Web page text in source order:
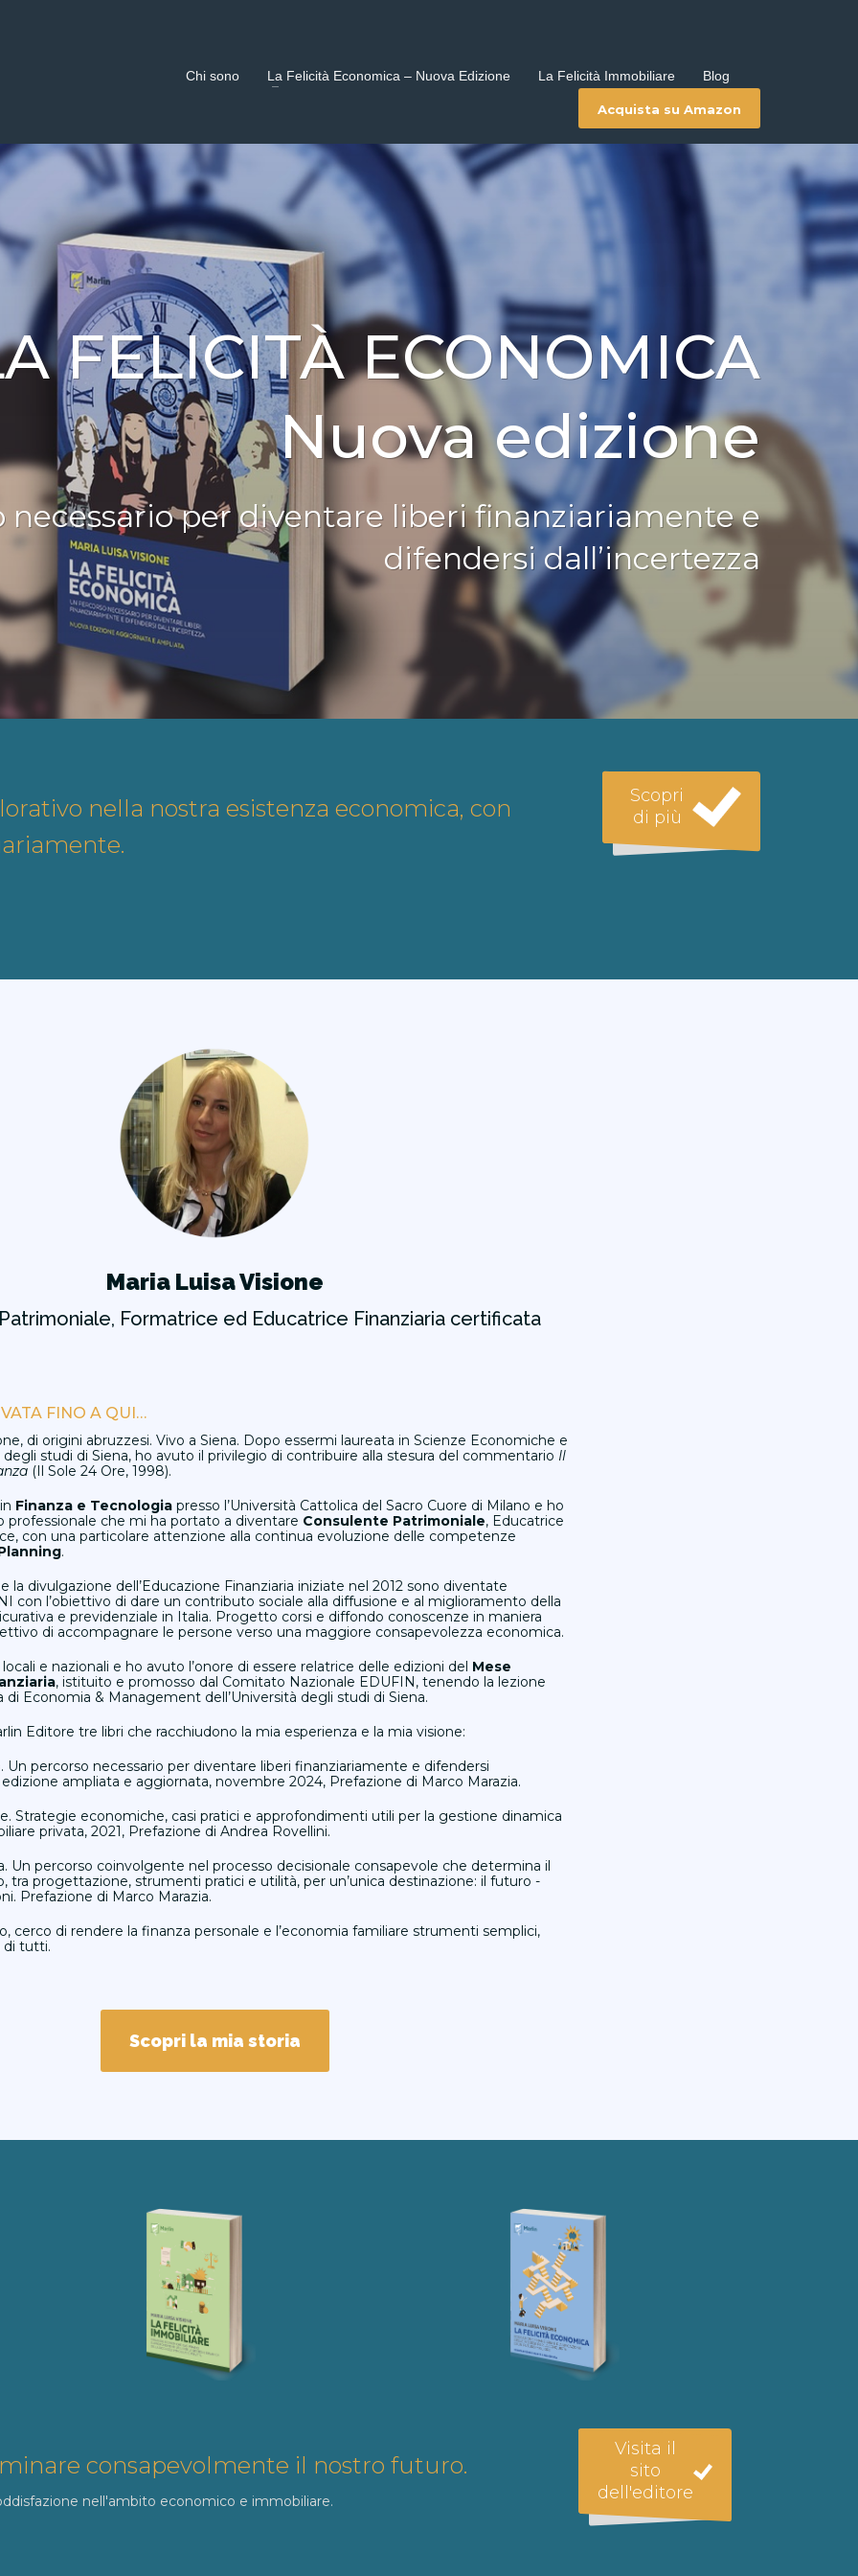
Chi sono La Felicità Economica – Nuova Edizione La Felicità Immobiliare Blog
Acquista su Amazon
FELICITÀ ECONOMICA
Nuova edizione
necessario per diventare liberi finanziariamente e
difendersi dall’incertezza
nella nostra esistenza economica, con
Scopri
di più
Maria Luisa Visione
Formatrice ed Educatrice Finanziaria certificata
FINO A QUI…
di origini abruzzesi. Vivo a Siena. Dopo essermi laureata in Scienze Economiche e
degli studi di Siena, ho avuto il privilegio di contribuire alla stesura del commentario Il
(Il Sole 24 Ore, 1998).
Finanza e Tecnologia presso l’Università Cattolica del Sacro Cuore di Milano e ho
professionale che mi ha portato a diventare Consulente Patrimoniale, Educatrice
con una particolare attenzione alla continua evoluzione delle competenze
.
la divulgazione dell’Educazione Finanziaria iniziate nel 2012 sono diventate
con l’obiettivo di dare un contributo sociale alla diffusione e al miglioramento della
e previdenziale in Italia. Progetto corsi e diffondo conoscenze in maniera
di accompagnare le persone verso una maggiore consapevolezza economica.
e nazionali e ho avuto l’onore di essere relatrice delle edizioni del Mese
, istituito e promosso dal Comitato Nazionale EDUFIN, tenendo la lezione
di Economia & Management dell’Università degli studi di Siena.
Editore tre libri che racchiudono la mia esperienza e la mia visione:
Un percorso necessario per diventare liberi finanziariamente e difendersi
edizione ampliata e aggiornata, novembre 2024, Prefazione di Marco Marazia.
Strategie economiche, casi pratici e approfondimenti utili per la gestione dinamica
privata, 2021, Prefazione di Andrea Rovellini.
Un percorso coinvolgente nel processo decisionale consapevole che determina il
tra progettazione, strumenti pratici e utilità, per un’unica destinazione: il futuro -
Prefazione di Marco Marazia.
cerco di rendere la finanza personale e l’economia familiare strumenti semplici,
di tutti.
Scopri la mia storia
consapevolmente il nostro futuro.
nell'ambito economico e immobiliare.
Visita il
sito
dell'editore